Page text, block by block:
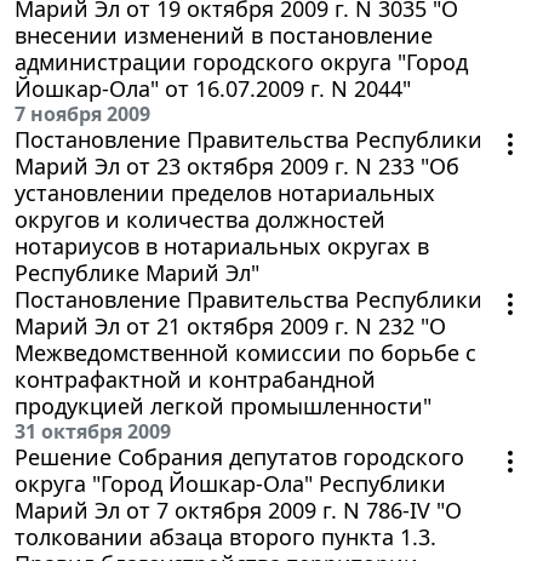
Марий Эл от 19 октября 2009 г. N 3035 "О
внесении изменений в постановление
администрации городского округа "Город
Йошкар-Ола" от 16.07.2009 г. N 2044"
7 ноября 2009
Постановление Правительства Республики
Марий Эл от 23 октября 2009 г. N 233 "Об
установлении пределов нотариальных
округов и количества должностей
нотариусов в нотариальных округах в
Республике Марий Эл"
Постановление Правительства Республики
Марий Эл от 21 октября 2009 г. N 232 "О
Межведомственной комиссии по борьбе с
контрафактной и контрабандной
продукцией легкой промышленности"
31 октября 2009
Решение Собрания депутатов городского
округа "Город Йошкар-Ола" Республики
Марий Эл от 7 октября 2009 г. N 786-IV "О
толковании абзаца второго пункта 1.3.